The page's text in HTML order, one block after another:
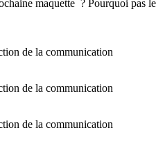
maquette ? Pourquoi pas le
de la communication
de la communication
de la communication